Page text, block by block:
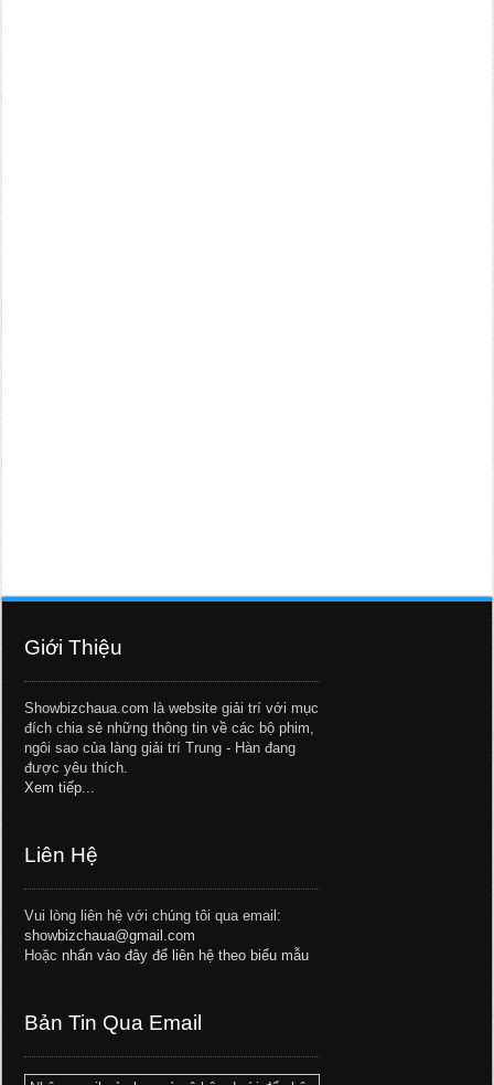
Giới Thiệu
Showbizchaua.com là website giải trí với mục
đích chia sẻ những thông tin về các bộ phim,
ngôi sao của làng giải trí Trung - Hàn đang
được yêu thích.
Xem tiếp...
Liên Hệ
Vui lòng liên hệ với chúng tôi qua email:
showbizchaua@gmail.com
Hoặc nhấn vào đây để liên hệ theo biểu mẫu
Bản Tin Qua Email